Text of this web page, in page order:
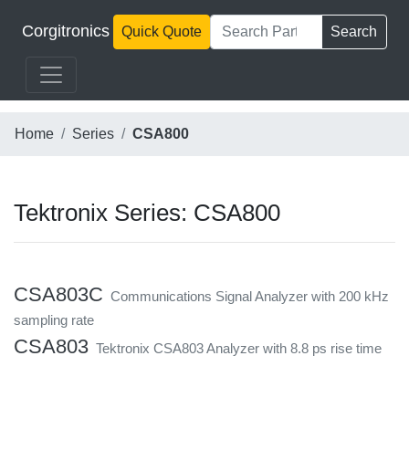
Corgitronics Quick Quote Search
Home Series CSA800
Tektronix Series: CSA800
CSA803C Communications Signal Analyzer with 200 kHz
sampling rate
CSA803 Tektronix CSA803 Analyzer with 8.8 ps rise time